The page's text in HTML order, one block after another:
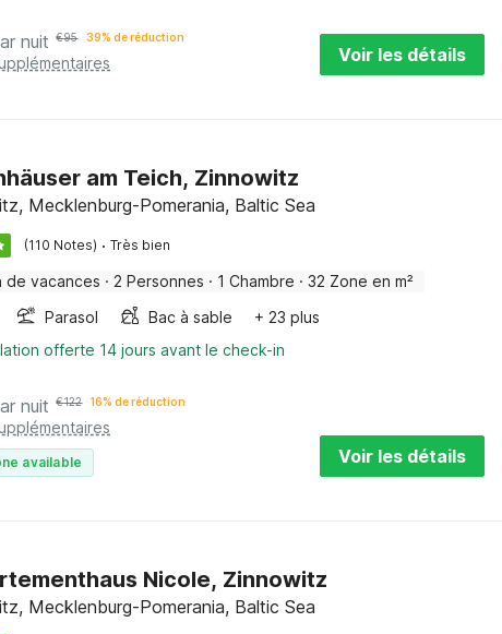
nuit €95 39% de réduction
Voir les détails
am Teich, Zinnowitz
Mecklenburg-Pomerania, Baltic Sea
(110 Notes) · Très bien
de vacances · 2 Personnes · 1 Chambre · 32 Zone en m²
Parasol Bac à sable
+ 23 plus
offerte 14 jours avant le check-in
nuit €122 16% de réduction
available Voir les détails
Nicole, Zinnowitz
Mecklenburg-Pomerania, Baltic Sea